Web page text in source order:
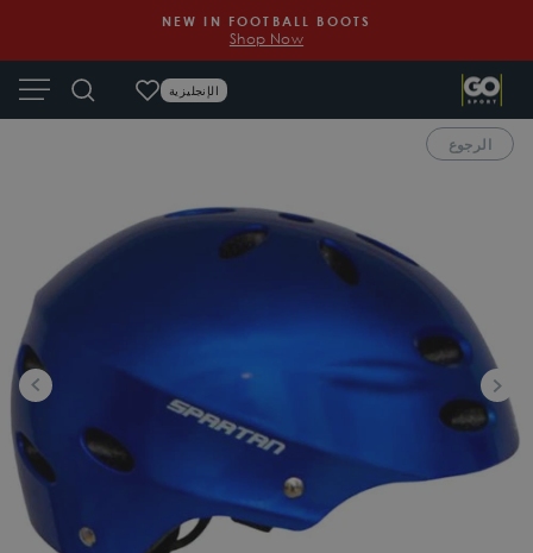
content
Pause
NEW IN FOOTBALL BOOTS
Shop Now
الإنجليزية Search
الرجوع